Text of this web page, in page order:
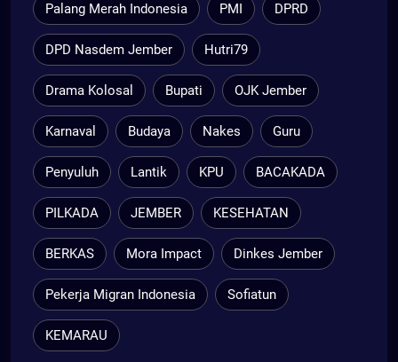
Palang Merah Indonesia PMI DPRD
DPD Nasdem Jember Hutri79
Drama Kolosal Bupati OJK Jember
Karnaval Budaya Nakes Guru
Penyuluh Lantik KPU BACAKADA
PILKADA JEMBER KESEHATAN
BERKAS Mora Impact Dinkes Jember
Pekerja Migran Indonesia Sofiatun
KEMARAU